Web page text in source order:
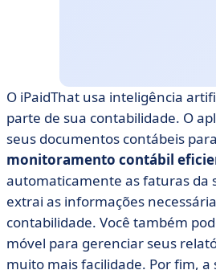
O iPaidThat usa inteligência
parte de sua contabilidade. O
seus documentos contábeis
monitoramento contábil
automaticamente as faturas da
extrai as informações
contabilidade. Você também
móvel para gerenciar seus
muito mais facilidade. Por fim, a